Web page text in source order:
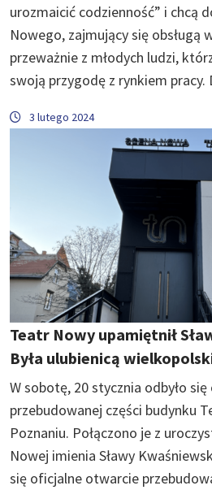
urozmaicić codzienność” i chcą
Nowego, zajmujący się obsługą
przeważnie z młodych ludzi,
swoją przygodę z rynkiem
3 lutego 2024
Teatr Nowy upamiętnił
Była ulubienicą
W sobotę, 20 stycznia odbyło
przebudowanej części budynku
Poznaniu. Połączono je z
Nowej imienia Sławy
się oficjalne otwarcie